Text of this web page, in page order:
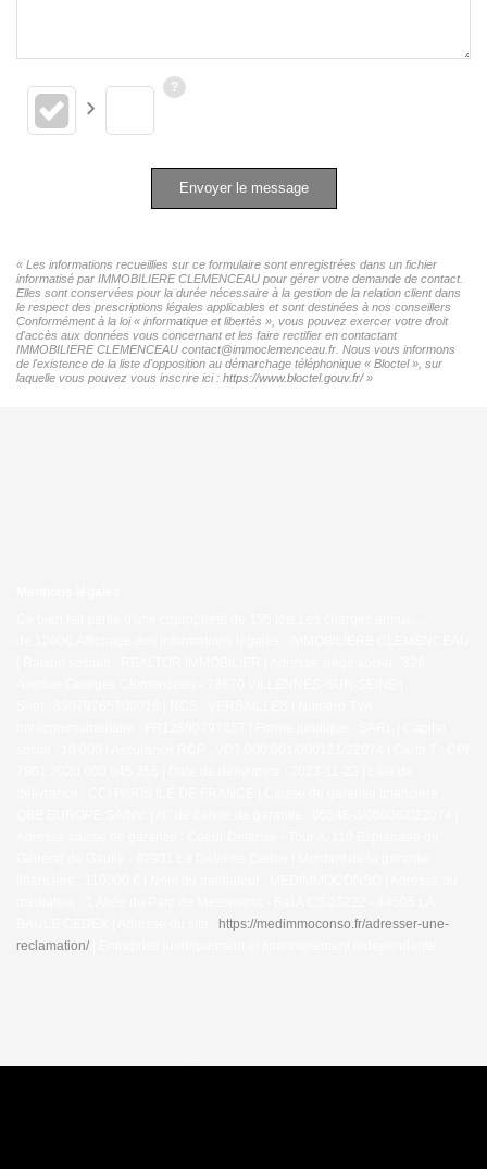
Envoyer le message
« Les informations recueillies sur ce formulaire sont enregistrées dans un fichier
informatisé par IMMOBILIERE CLEMENCEAU pour gérer votre demande de contact.
Elles sont conservées pour la durée nécessaire à la gestion de la relation client dans
le respect des prescriptions légales applicables et sont destinées à nos conseillers
Conformément à la loi « informatique et libertés », vous pouvez exercer votre droit
d'accès aux données vous concernant et les faire rectifier en contactant
IMMOBILIERE CLEMENCEAU contact@immoclemenceau.fr. Nous vous informons
de l'existence de la liste d'opposition au démarchage téléphonique « Bloctel », sur
laquelle vous pouvez vous inscrire ici : https://www.bloctel.gouv.fr/»
https://medimmoconso.fr/adresser-une-
reclamation/